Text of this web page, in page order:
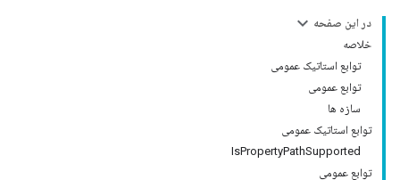
در این صفحه
خلاصه
توابع استاتیک عمومی
توابع عمومی
سازه ها
توابع استاتیک عمومی
IsPropertyPathSupported
توابع عمومی